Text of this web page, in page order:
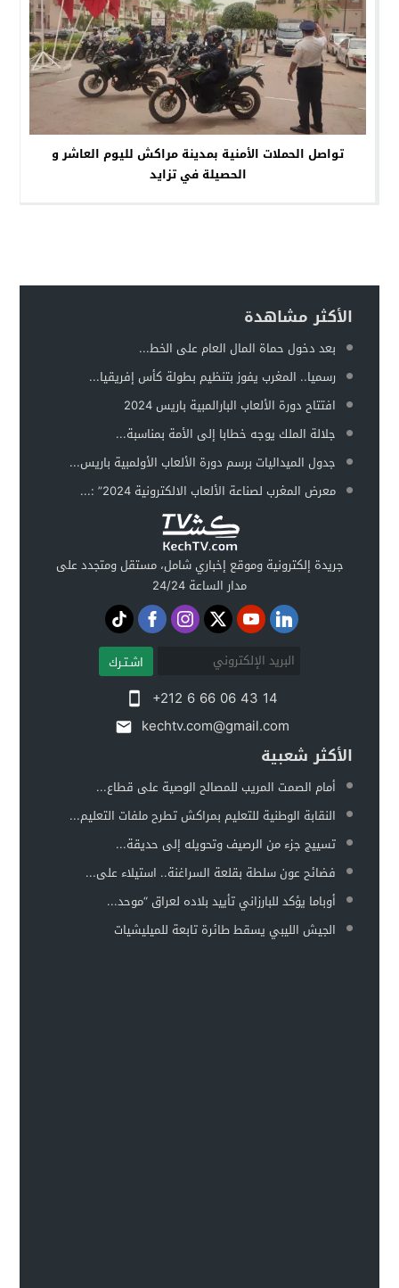
تواصل الحملات الأمنية بمدينة مراكش لليوم العاشر و
الحصيلة في تزايد
الأكثر مشاهدة
بعد دخول حماة المال العام على الخط...
رسميا.. المغرب يفوز بتنظيم بطولة كأس إفريقيا...
افتتاح دورة الألعاب البارالمبية باريس 2024
جلالة الملك يوجه خطابا إلى الأمة بمناسبة...
جدول الميداليات برسم دورة الألعاب الأولمبية باريس...
معرض المغرب لصناعة الألعاب الالكترونية 2024” :...
جريدة إلكترونية وموقع إخباري شامل، مستقل ومتجدد على
مدار الساعة 24/24
اشـتـرك
+212 6 66 06 43 14
kechtv.com@gmail.com
الأكثر شعبية
أمام الصمت المريب للمصالح الوصية على قطاع...
النقابة الوطنية للتعليم بمراكش تطرح ملفات التعليم...
تسييج جزء من الرصيف وتحويله إلى حديقة...
فضائح عون سلطة بقلعة السراغنة.. استيلاء على...
أوباما يؤكد للبارزاني تأييد بلاده لعراق “موحد...
الجيش الليبي يسقط طائرة تابعة للميليشيات